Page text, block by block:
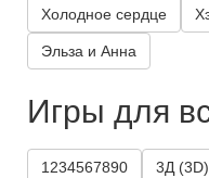
Холодное сердце
Эльза и Анна
Игры для
1234567890 3Д (3D)